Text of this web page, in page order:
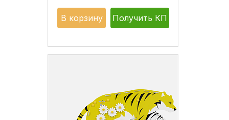
В корзину Получить КП